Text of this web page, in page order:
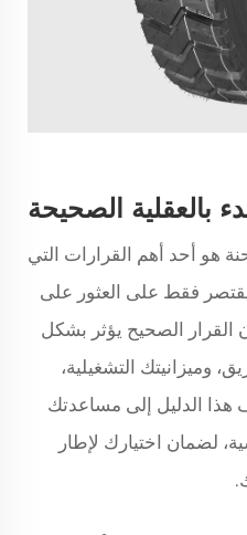
بالعقلية الصحيحة
هو أحد أهم القرارات التي
فقط على العثور على
الصحيح يؤثر بشكل
وميزانيتك التشغيلية،
هذا الدليل إلى مساعدتك
لضمان اختيارك لإطار